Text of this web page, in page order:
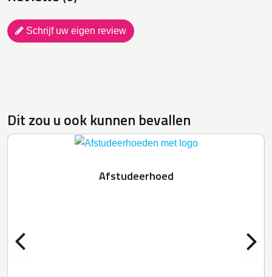
Schrijf uw eigen review
Dit zou u ook kunnen bevallen
Afstudeerhoed